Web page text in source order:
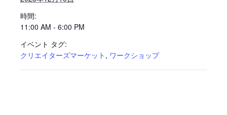
時間:
11:00 AM - 6:00 PM
イベント タグ:
クリエイターズマーケット , ワークショップ